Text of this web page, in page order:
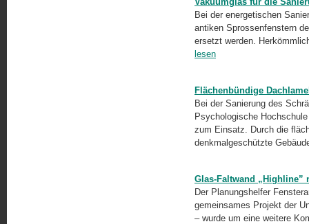
Bei der energetischen
antiken Sprossenfenstern
ersetzt werden.
lesen
Flächenbündige
Bei der Sanierung des
Psychologische
zum Einsatz. Durch die
denkmalgeschützte
Glas-Faltwand „Highline”
Der Planungshelfer
gemeinsames Projekt der
– wurde um eine weitere